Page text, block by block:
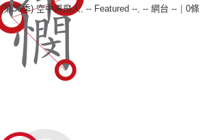
(第36季) 空中再飛人, -- Featured --, -- 網台 --
0條